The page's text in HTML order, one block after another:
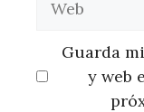
Guarda
y web